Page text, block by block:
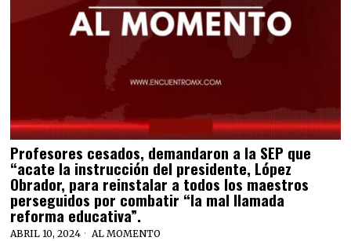
⁠Profesores cesados, demandaron a la SEP que
“acate la instrucción del presidente, López
Obrador, para reinstalar a todos los maestros
perseguidos por combatir “la mal llamada
reforma educativa”.
ABRIL 10, 2024 AL MOMENTO